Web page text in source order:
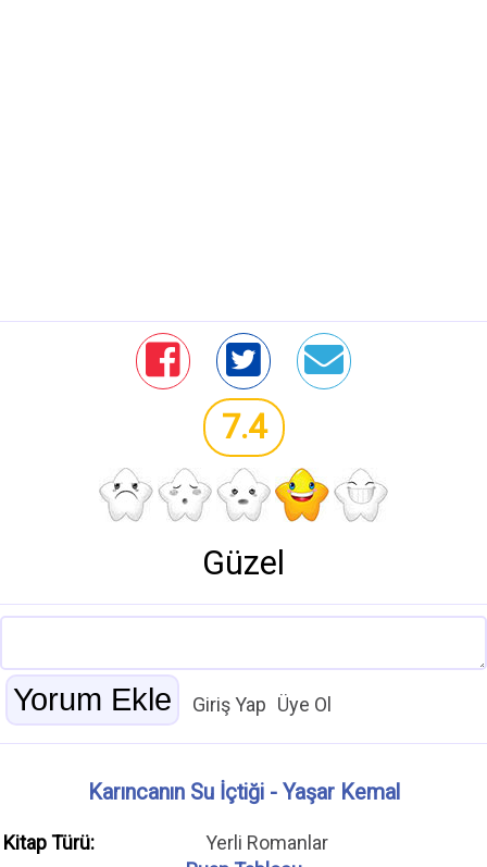
7.4
Güzel
Giriş Yap Üye Ol
Karıncanın Su İçtiği - Yaşar Kemal
Kitap Türü:
Yerli Romanlar